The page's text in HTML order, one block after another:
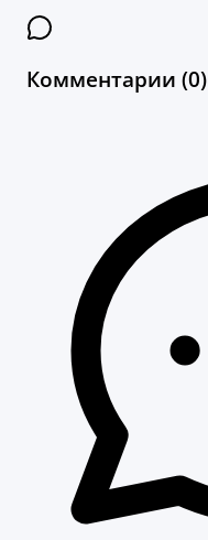
Комментарии (0)